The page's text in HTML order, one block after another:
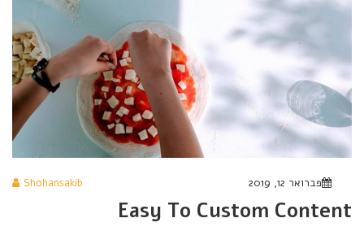
Shohansakib פברואר 12, 2019
Easy To Custom Content